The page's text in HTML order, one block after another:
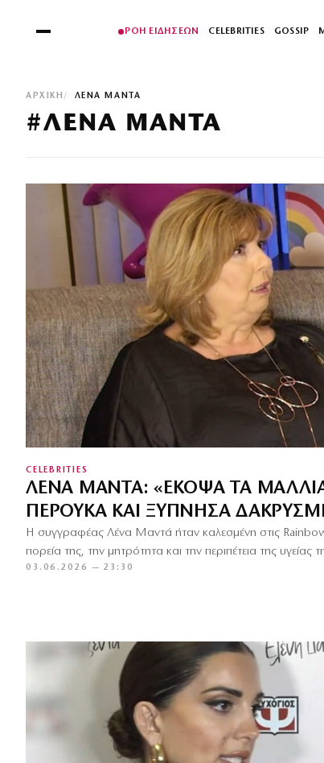
ΡΟΗ ΕΙΔΗΣΕΩΝ CELEBRITIES GOSSIP
ΑΡΧΙΚΉ ΛΕΝΑ ΜΑΝΤΑ
#ΛΕΝΑ ΜΑΝΤΑ
CELEBRITIES
ΛΈΝΑ ΜΑΝΤΆ: «ΈΚΟΨΑ ΤΑ
ΠΕΡΟΎΚΑ ΚΑΙ ΞΎΠΝΗΣΑ
Η συγγραφέας Λένα Μαντά ήταν καλεσμένη στις
πορεία της, την μητρότητα και την περιπέτεια της
03.06.2026 — 23:30